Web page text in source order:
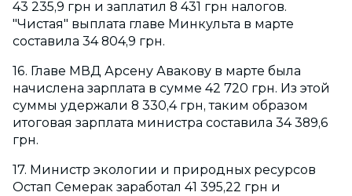
43 235,9 грн и заплатил 8 431 грн налогов.
"Чистая" выплата главе Минкульта в марте
составила 34 804,9 грн.
16. Главе МВД Арсену Авакову в марте была
начислена зарплата в сумме 42 720 грн. Из этой
суммы удержали 8 330,4 грн, таким образом
итоговая зарплата министра составила 34 389,6
грн.
17. Министр экологии и природных ресурсов
Остап Семерак заработал 41 395,22 грн и